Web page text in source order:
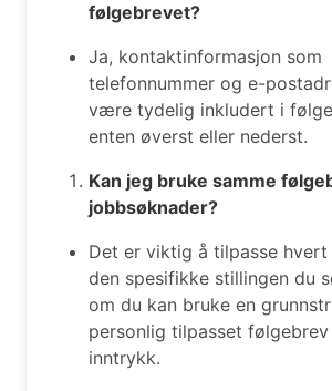
følgebrevet?
Ja, kontaktinformasjon som
telefonnummer og e-
være tydelig inkludert i
enten øverst eller nederst.
Kan jeg bruke samme
jobbsøknader?
Det er viktig å tilpasse
den spesifikke stillingen du
om du kan bruke en
personlig tilpasset
inntrykk.